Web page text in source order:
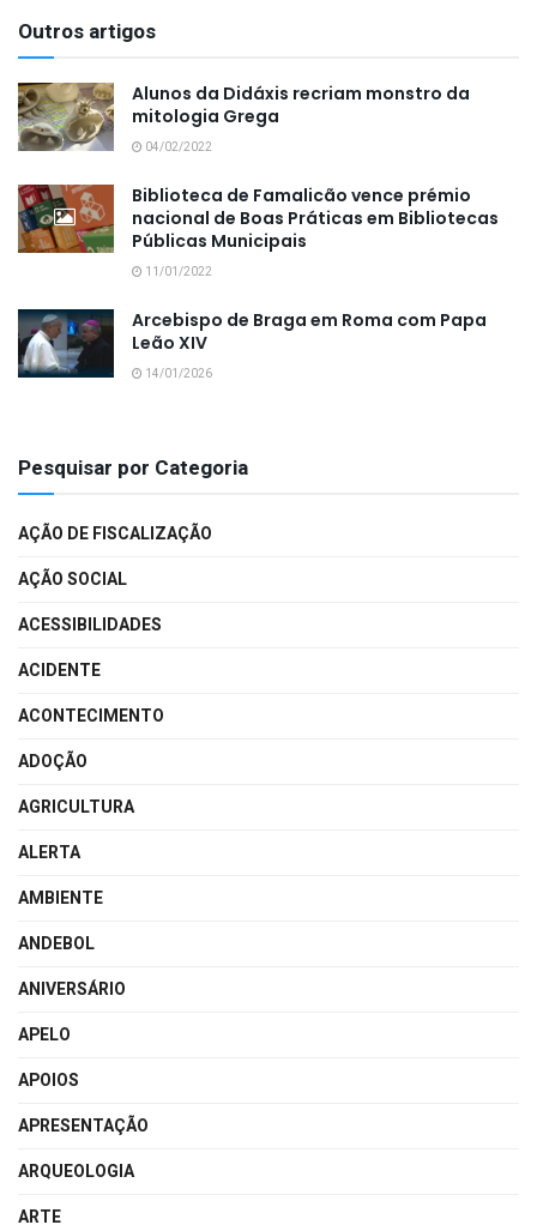
Outros artigos
Alunos da Didáxis recriam monstro da
mitologia Grega
04/02/2022
Biblioteca de Famalicão vence prémio
nacional de Boas Práticas em Bibliotecas
Públicas Municipais
11/01/2022
Arcebispo de Braga em Roma com Papa
Leão XIV
14/01/2026
Pesquisar por Categoria
AÇÃO DE FISCALIZAÇÃO
AÇÃO SOCIAL
ACESSIBILIDADES
ACIDENTE
ACONTECIMENTO
ADOÇÃO
AGRICULTURA
ALERTA
AMBIENTE
ANDEBOL
ANIVERSÁRIO
APELO
APOIOS
APRESENTAÇÃO
ARQUEOLOGIA
ARTE